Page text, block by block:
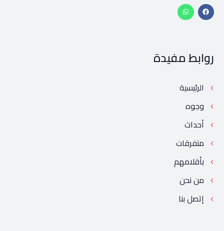
روابط مفيدة
الرئيسية
وجوه
أحداث
متفرقات
بأقلامهم
من نحن
إتصل بنا